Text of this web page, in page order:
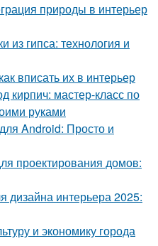
природы в интерьер
из гипса: технология и
вписать их в интерьер
кирпич: мастер-класс по
руками
Android: Просто и
проектирования домов:
дизайна интерьера 2025:
и экономику города